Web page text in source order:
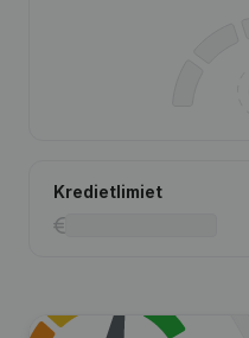
Kredietlimiet